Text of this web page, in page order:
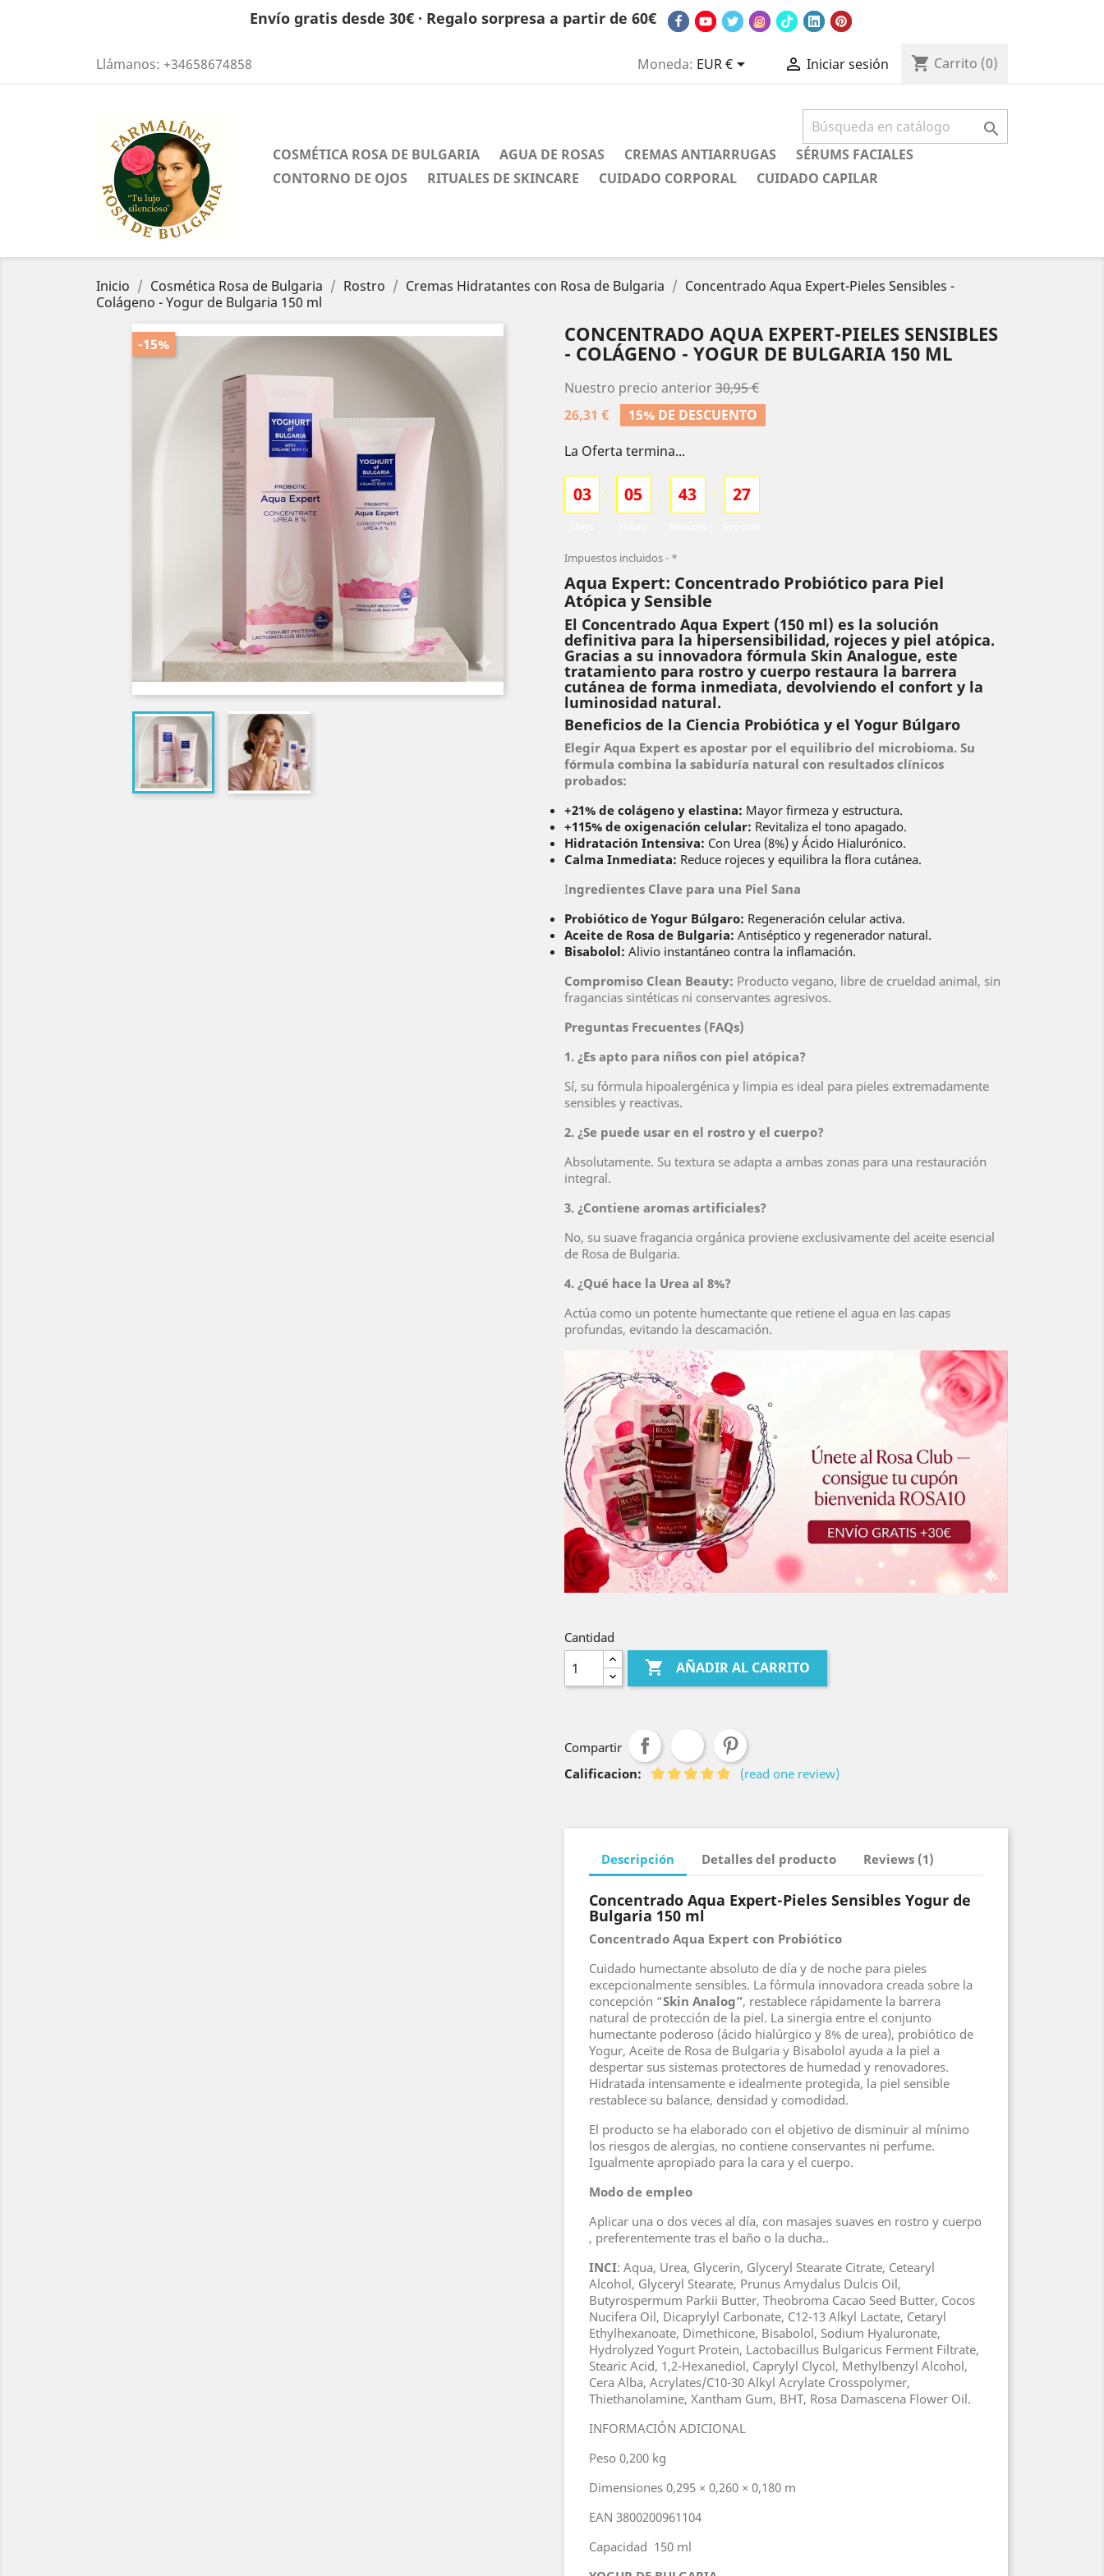
Envío gratis desde 30€ · Regalo sorpresa a partir de 60€
Llámanos: +34658674858 Moneda: EUR €  Iniciar sesión shopping_cart Carrito (0)

COSMÉTICA ROSA DE BULGARIA AGUA DE ROSAS CREMAS ANTIARRUGAS
SÉRUMS FACIALES
CONTORNO DE OJOS
RITUALES DE SKINCARE CUIDADO CORPORAL CUIDADO CAPILAR
Inicio Cosmética Rosa de Bulgaria Rostro Cremas Hidratantes con Rosa de Bulgaria
Concentrado Aqua Expert-Pieles Sensibles -
Colágeno - Yogur de Bulgaria 150 ml
-15%
CONCENTRADO AQUA EXPERT-PIELES SENSIBLES
- COLÁGENO - YOGUR DE BULGARIA 150 ML
Nuestro precio anterior30,95 €
26,31 €
15% DE DESCUENTO
La Oferta termina...
03 : 05 : 43 : 26
Impuestos incluidos *
Aqua Expert: Concentrado Probiótico para Piel
Atópica y Sensible
El Concentrado Aqua Expert (150 ml) es la solución
definitiva para la hipersensibilidad, rojeces y piel atópica.
Gracias a su innovadora fórmula Skin Analogue, este
tratamiento para rostro y cuerpo restaura la barrera
cutánea de forma inmediata, devolviendo el confort y la
luminosidad natural.
Beneficios de la Ciencia Probiótica y el Yogur Búlgaro
Elegir Aqua Expert es apostar por el equilibrio del microbioma. Su
fórmula combina la sabiduría natural con resultados clínicos
probados:
+21% de colágeno y elastina: Mayor firmeza y estructura.
+115% de oxigenación celular: Revitaliza el tono apagado.
Hidratación Intensiva: Con Urea (8%) y Ácido Hialurónico.
Calma Inmediata: Reduce rojeces y equilibra la flora cutánea.
Ingredientes Clave para una Piel Sana
Probiótico de Yogur Búlgaro: Regeneración celular activa.
Aceite de Rosa de Bulgaria: Antiséptico y regenerador natural.
Bisabolol: Alivio instantáneo contra la inflamación.
Compromiso Clean Beauty: Producto vegano, libre de crueldad animal, sin
fragancias sintéticas ni conservantes agresivos.
Preguntas Frecuentes (FAQs)
1. ¿Es apto para niños con piel atópica?
Sí, su fórmula hipoalergénica y limpia es ideal para pieles extremadamente
sensibles y reactivas.
2. ¿Se puede usar en el rostro y el cuerpo?
Absolutamente. Su textura se adapta a ambas zonas para una restauración
integral.
3. ¿Contiene aromas artificiales?
No, su suave fragancia orgánica proviene exclusivamente del aceite esencial
de Rosa de Bulgaria.
4. ¿Qué hace la Urea al 8%?
Actúa como un potente humectante que retiene el agua en las capas
profundas, evitando la descamación.
Cantidad
 AÑADIR AL CARRITO
Compartir
Calificacion:
(read one review)
Descripción Detalles del producto Reviews (1)
Concentrado Aqua Expert-Pieles Sensibles Yogur de
Bulgaria 150 ml
Concentrado Aqua Expert con Probiótico
Cuidado humectante absoluto de día y de noche para pieles
excepcionalmente sensibles. La fórmula innovadora creada sobre la
concepción “Skin Analog”, restablece rápidamente la barrera
natural de protección de la piel. La sinergia entre el conjunto
humectante poderoso (ácido hialúrgico y 8% de urea), probiótico de
Yogur, Aceite de Rosa de Bulgaria y Bisabolol ayuda a la piel a
despertar sus sistemas protectores de humedad y renovadores.
Hidratada intensamente e idealmente protegida, la piel sensible
restablece su balance, densidad y comodidad.
El producto se ha elaborado con el objetivo de disminuir al mínimo
los riesgos de alergias, no contiene conservantes ni perfume.
Igualmente apropiado para la cara y el cuerpo.
Modo de empleo
Aplicar una o dos veces al día, con masajes suaves en rostro y cuerpo
, preferentemente tras el baño o la ducha..
INCI: Aqua, Urea, Glycerin, Glyceryl Stearate Citrate, Cetearyl
Alcohol, Glyceryl Stearate, Prunus Amydalus Dulcis Oil,
Butyrospermum Parkii Butter, Theobroma Cacao Seed Butter, Cocos
Nucifera Oil, Dicaprylyl Carbonate, C12-13 Alkyl Lactate, Cetaryl
Ethylhexanoate, Dimethicone, Bisabolol, Sodium Hyaluronate,
Hydrolyzed Yogurt Protein, Lactobacillus Bulgaricus Ferment Filtrate,
Stearic Acid, 1,2-Hexanediol, Caprylyl Clycol, Methylbenzyl Alcohol,
Cera Alba, Acrylates/C10-30 Alkyl Acrylate Crosspolymer,
Thiethanolamine, Xantham Gum, BHT, Rosa Damascena Flower Oil.
INFORMACIÓN ADICIONAL
Peso 0,200 kg
Dimensiones 0,295 × 0,260 × 0,180 m
EAN 3800200961104
Capacidad 150 ml